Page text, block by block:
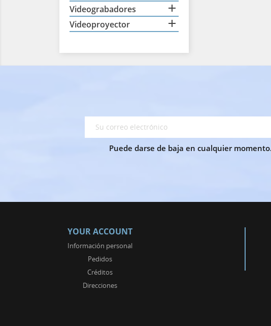
Videograbadores 
Videoproyector 
Puede darse de baja en cualquier
YOUR ACCOUNT
Información personal
Pedidos
Créditos
Direcciones